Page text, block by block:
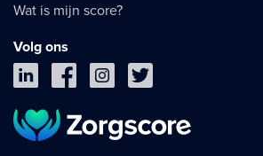
Wat is mijn score?
Volg ons